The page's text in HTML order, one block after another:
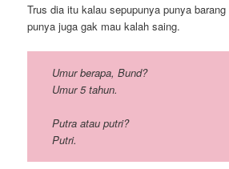
Trus dia itu kalau sepupunya punya
punya juga gak mau kalah saing.
Umur berapa, Bund?
Umur 5 tahun.
Putra atau putri?
Putri.